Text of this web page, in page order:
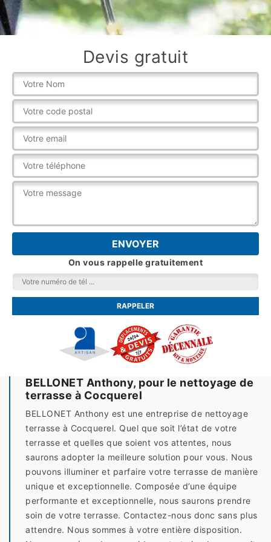
Devis gratuit
On vous rappelle gratuitement
BELLONET Anthony, pour le nettoyage de
terrasse à Cocquerel
BELLONET Anthony est une entreprise de nettoyage
terrasse à Cocquerel. Quel que soit l’état de votre
terrasse et quelles que soient vos attentes, nous
saurons adopter la meilleure solution pour vous. Nous
pouvons illuminer et parfaire votre terrasse de manière
unique et exceptionnelle. Composée d’une équipe
performante et exceptionnelle, nous saurons prendre
soin de votre terrasse. Contactez-nous donc sans plus
attendre. Nous sommes à votre entière disposition.